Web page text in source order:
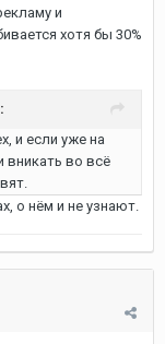
и
хотя бы 30%
и если уже на
вникать во всё
о нём и не узнают.